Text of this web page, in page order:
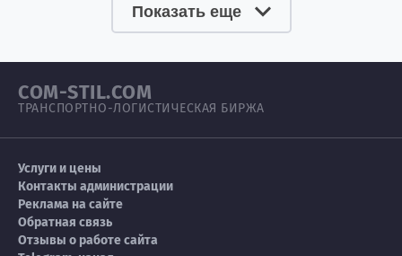
Показать еще
COM-STIL.COM
ТРАНСПОРТНО-ЛОГИСТИЧЕСКАЯ БИРЖА
Услуги и цены
Контакты администрации
Реклама на сайте
Обратная связь
Отзывы о работе сайта